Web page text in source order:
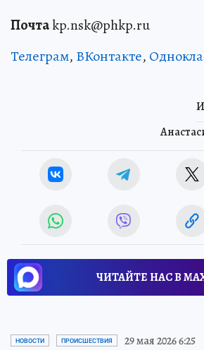
Почтаkp.nsk@phkp.ru
Телеграм, ВКонтакте,
ЧИТАЙТЕ НАС В
НОВОСТИ ПРОИСШЕСТВИЯ 29 мая 2026 6:25